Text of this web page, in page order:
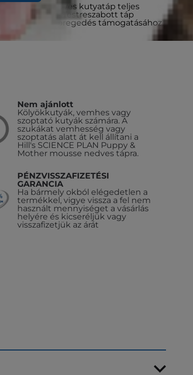
csirkés nedves kutyatáp teljes
számára. Testreszabott táp
öregedés támogatásához.
Nem ajánlott
Kölyökkutyák, vemhes vagy
szoptató kutyák számára. A
szukákat vemhesség vagy
szoptatás alatt át kell állítani a
Hill's SCIENCE PLAN Puppy &
Mother mousse nedves tápra.
PÉNZVISSZAFIZETÉSI
GARANCIA
Ha bármely okból elégedetlen a
termékkel, vigye vissza a fel nem
használt mennyiséget a vásárlás
helyére és kicseréljük vagy
visszafizetjük az árát